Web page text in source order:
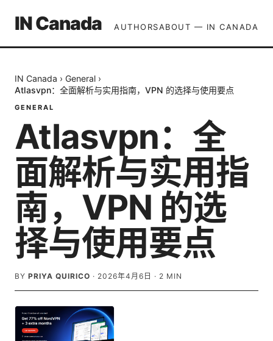
IN Canada AUTHORSABOUT — IN CANADA
IN Canada › General ›
Atlasvpn：全面解析与实用指南，VPN 的选择与使用要点
GENERAL
Atlasvpn：全
面解析与实用指
南，VPN 的选
择与使用要点
BY PRIYA QUIRICO · 2026年4月6日 · 2 MIN